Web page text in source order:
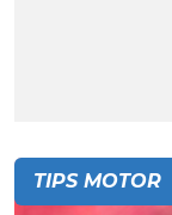
TIPS MOTOR